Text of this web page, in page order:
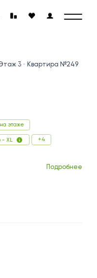
3
Квартира №249
этаже
- XL +4
Подробнее